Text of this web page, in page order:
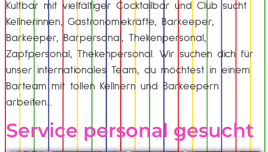
Kultbar mit vielfältiger Cocktailbar und Club sucht
Kellnerinnen, Gastronomiekräfte, Barkeeper,
Barkeeper, Barpersonal, Thekenpersonal,
Zapfpersonal, Thekenpersonal. Wir suchen dich für
unser internationales Team, du möchtest in einem
Barteam mit tollen Kellnern und Barkeepern
arbeiten…
Service personal gesucht